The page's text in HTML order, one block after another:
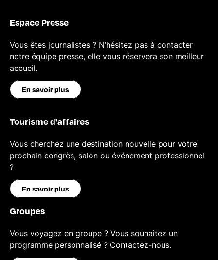
Espace Presse
Vous êtes journalistes ? N’hésitez pas à contacter
notre équipe presse, elle vous réservera son meilleur
accueil.
En savoir plus
Tourisme d'affaires
Vous cherchez une destination nouvelle pour votre
prochain congrès, salon ou événement professionnel
?
En savoir plus
Groupes
Vous voyagez en groupe ? Vous souhaitez un
programme personnalisé ? Contactez-nous.